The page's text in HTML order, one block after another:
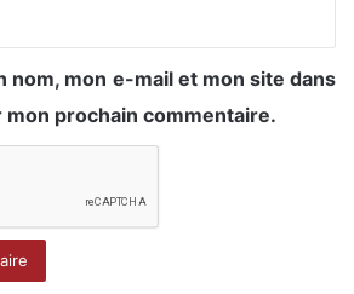
nom, mon e-mail et mon site dans
mon prochain commentaire.